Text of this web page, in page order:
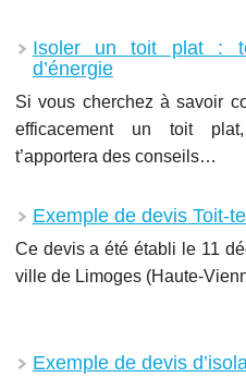
Isoler un toit plat :
d’énergie
Si vous cherchez à savoir
efficacement un toit
t’apportera des conseils…
Exemple de devis Toit-
Ce devis a été établi le 11
ville de Limoges (Haute-
Exemple de devis